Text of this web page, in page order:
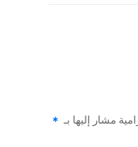
مشار إليها بـ